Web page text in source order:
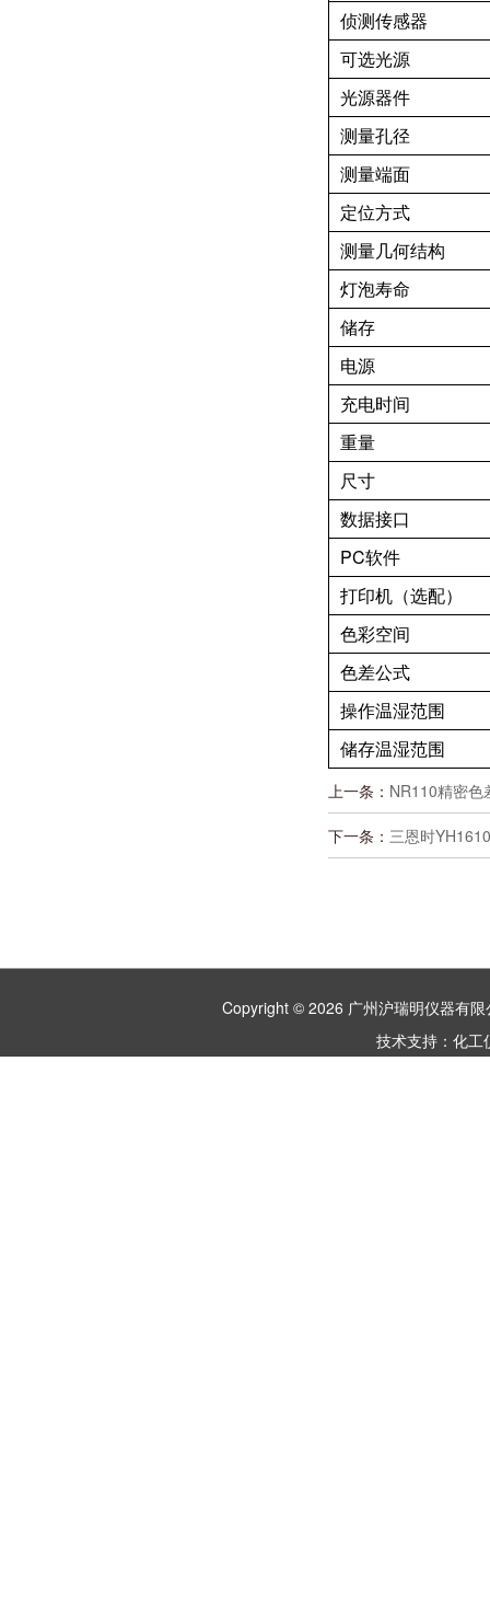
侦测传感器
可选光源
光源器件
测量孔径
测量端面
定位方式
测量几何结构
灯泡寿命
储存
电源
充电时间
重量
尺寸
数据接口
PC软件
打印机（选配）
色彩空间
色差公式
操作温湿范围
储存温湿范围
上一条： NR110精密色
下一条： 三恩时
Copyright © 2026 广州沪瑞明仪器有
技术支持： 化工